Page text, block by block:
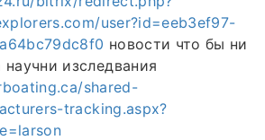
user?id=eeb3ef97-
новости что бы ни
научни изследвания
shared-
tracking.aspx?